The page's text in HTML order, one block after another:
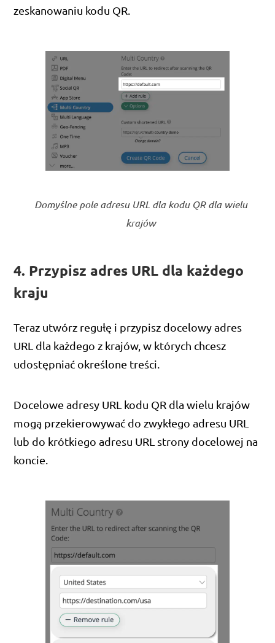
zeskanowaniu kodu QR.
Domyślne pole adresu URL dla kodu QR dla wielu
krajów
4. Przypisz adres URL dla każdego
kraju
Teraz utwórz regułę i przypisz docelowy adres
URL dla każdego z krajów, w których chcesz
udostępniać określone treści.
Docelowe adresy URL kodu QR dla wielu krajów
mogą przekierowywać do zwykłego adresu URL
lub do krótkiego adresu URL strony docelowej na
koncie.